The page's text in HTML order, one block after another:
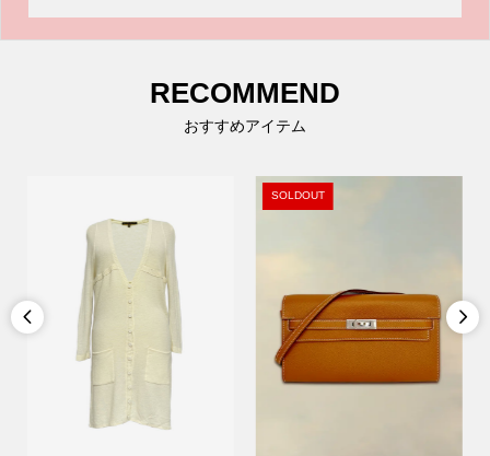
RECOMMEND
おすすめアイテム

SOLDOUT
